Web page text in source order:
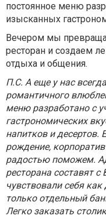
постоянное меню
изысканных
Вечером мы
ресторан и создаем
отдыха и общения.
П.С. А еще у нас
романтичного
меню разработано с
гастрономических
напитков и десертов.
рождение,
радостью поможем.
ресторана составят
чувствовали себя
только отдельный
Легко заказать